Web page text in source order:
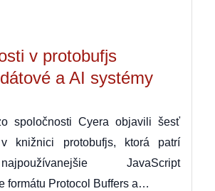
v protobufjs
a AI systémy
spoločnosti Cyera objavili šesť
knižnici protobufjs, ktorá patrí
JavaScript
formátu Protocol Buffers a…